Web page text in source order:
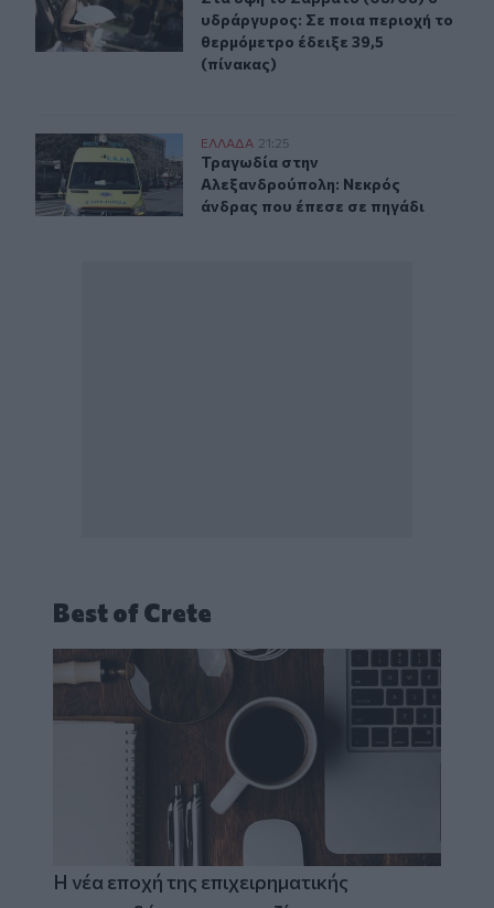
υδράργυρος: Σε ποια περιοχή το
θερμόμετρο έδειξε 39,5
(πίνακας)
Τραγωδία στην Αλεξανδρούπολη: Νεκρός άνδρας που
ΕΛΛAΔΑ 21:25
Τραγωδία στην Αλεξανδρούπολη:
Τραγωδία στην
Αλεξανδρούπολη: Νεκρός
άνδρας που έπεσε σε πηγάδι
Best of Crete
Η νέα εποχή της επιχειρηματικής